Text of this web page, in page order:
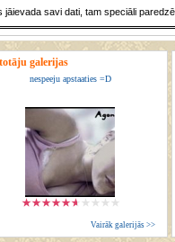
savi dati, tam speciāli
galerijas
nespeeju apstaaties =D
Vairāk galerijās >>